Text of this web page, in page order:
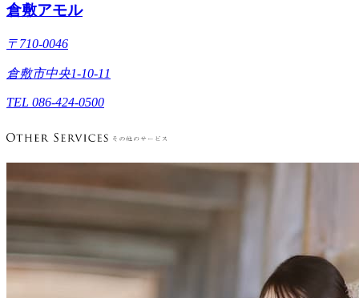
倉敷アモル
〒710-0046
倉敷市中央1-10-11
TEL 086-424-0500